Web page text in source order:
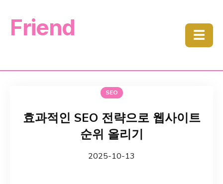
Friend ☰
SEO
효과적인 SEO 전략으로 웹사이트
순위 올리기
2025-10-13